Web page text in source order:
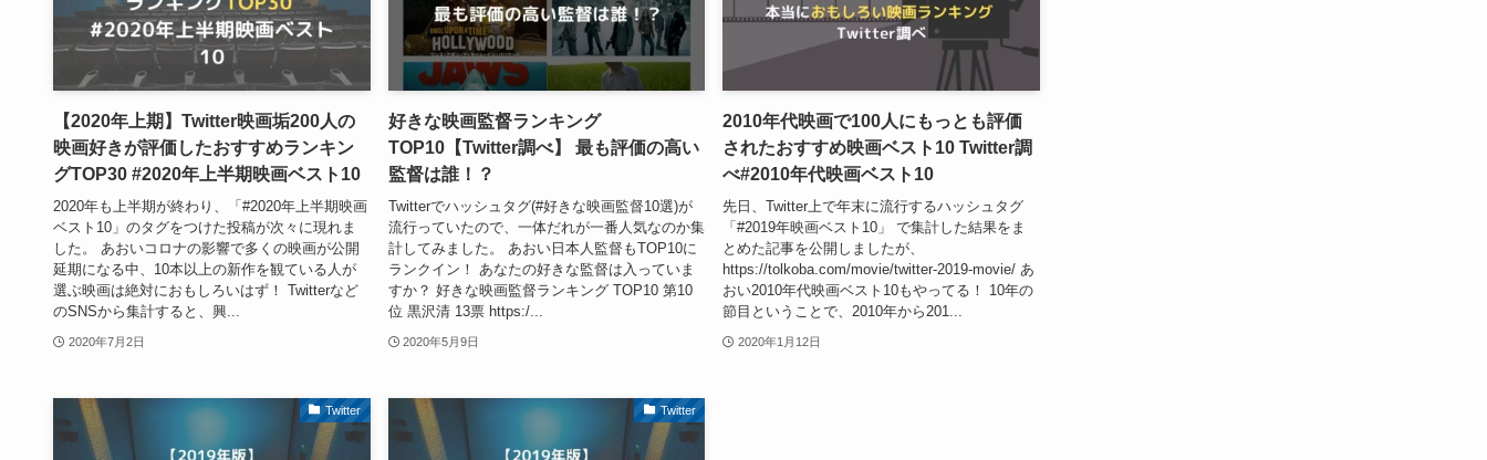
【2020年上期】Twitter映画垢200人の
映画好きが評価したおすすめランキン
グTOP30 #2020年上半期映画ベスト10
2020年も上半期が終わり、「#2020年上半期映画
ベスト10」のタグをつけた投稿が次々に現れま
した。 あおいコロナの影響で多くの映画が公開
延期になる中、10本以上の新作を観ている人が
選ぶ映画は絶対におもしろいはず！ Twitterなど
のSNSから集計すると、興...
2020年7月2日
好きな映画監督ランキング
TOP10【Twitter調べ】 最も評価の高い
監督は誰！？
Twitterでハッシュタグ(#好きな映画監督10選)が
流行っていたので、一体だれが一番人気なのか集
計してみました。 あおい日本人監督もTOP10に
ランクイン！ あなたの好きな監督は入っていま
すか？ 好きな映画監督ランキング TOP10 第10
位 黒沢清 13票 https:/...
2020年5月9日
2010年代映画で100人にもっとも評価
されたおすすめ映画ベスト10 Twitter調
べ#2010年代映画ベスト10
先日、Twitter上で年末に流行するハッシュタグ
「#2019年映画ベスト10」 で集計した結果をま
とめた記事を公開しましたが、
https://tolkoba.com/movie/twitter-2019-movie/ あ
おい2010年代映画ベスト10もやってる！ 10年の
節目ということで、2010年から201...
2020年1月12日
Twitter Twitter